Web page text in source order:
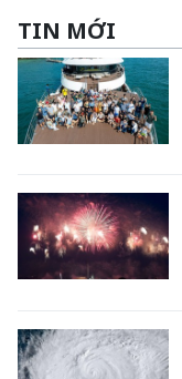
TIN MỚI